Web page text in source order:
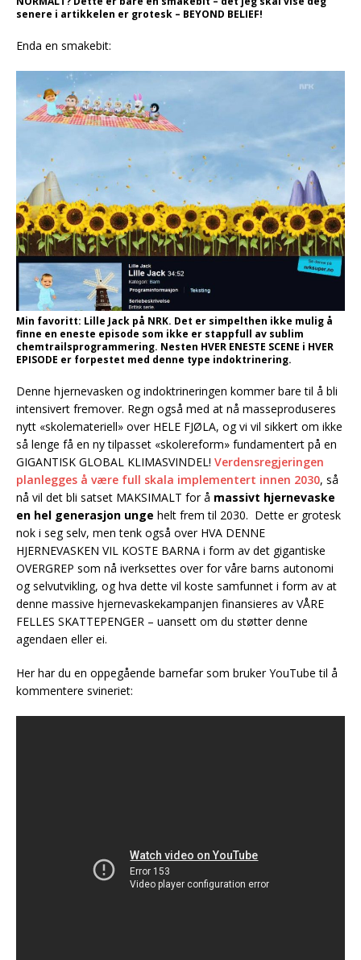
senere i artikkelen er grotesk – BEYOND BELIEF!
Enda en smakebit:
Min favoritt: Lille Jack på NRK. Det er simpelthen ikke mulig å
finne en eneste episode som ikke er stappfull av sublim
chemtrailsprogrammering. Nesten HVER ENESTE SCENE i HVER
EPISODE er forpestet med denne type indoktrinering.
Denne hjernevasken og indoktrineringen kommer bare til å bli
intensivert fremover. Regn også med at nå masseproduseres
nytt «skolemateriell» over HELE FJØLA, og vi vil sikkert om ikke
så lenge få en ny tilpasset «skolereform» fundamentert på en
GIGANTISK GLOBAL KLIMASVINDEL! Verdensregjeringen
planlegges å være full skala implementert innen 2030, så
nå vil det bli satset MAKSIMALT for å massivt hjernevaske
en hel generasjon unge helt frem til 2030. Dette er grotesk
nok i seg selv, men tenk også over HVA DENNE
HJERNEVASKEN VIL KOSTE BARNA i form av det gigantiske
OVERGREP som nå iverksettes over for våre barns autonomi
og selvutvikling, og hva dette vil koste samfunnet i form av at
denne massive hjernevaskekampanjen finansieres av VÅRE
FELLES SKATTEPENGER – uansett om du støtter denne
agendaen eller ei.
Her har du en oppegående barnefar som bruker YouTube til å
kommentere svineriet: